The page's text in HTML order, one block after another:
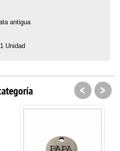
antigua
1 Unidad
< >